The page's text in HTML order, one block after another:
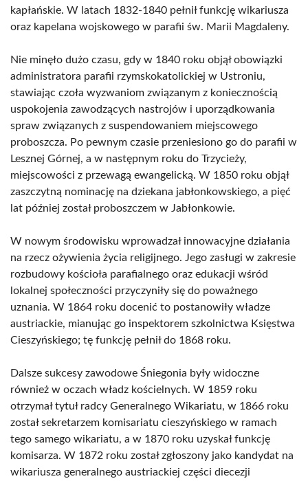
kapłańskie. W latach 1832-1840 pełnił funkcję wikariusza
oraz kapelana wojskowego w parafii św. Marii Magdaleny.
Nie minęło dużo czasu, gdy w 1840 roku objął obowiązki
administratora parafii rzymskokatolickiej w Ustroniu,
stawiając czoła wyzwaniom związanym z koniecznością
uspokojenia zawodzących nastrojów i uporządkowania
spraw związanych z suspendowaniem miejscowego
proboszcza. Po pewnym czasie przeniesiono go do parafii w
Lesznej Górnej, a w następnym roku do Trzycieży,
miejscowości z przewagą ewangelicką. W 1850 roku objął
zaszczytną nominację na dziekana jabłonkowskiego, a pięć
lat później został proboszczem w Jabłonkowie.
W nowym środowisku wprowadzał innowacyjne działania
na rzecz ożywienia życia religijnego. Jego zasługi w zakresie
rozbudowy kościoła parafialnego oraz edukacji wśród
lokalnej społeczności przyczyniły się do poważnego
uznania. W 1864 roku docenić to postanowiły władze
austriackie, mianując go inspektorem szkolnictwa Księstwa
Cieszyńskiego; tę funkcję pełnił do 1868 roku.
Dalsze sukcesy zawodowe Śniegonia były widoczne
również w oczach władz kościelnych. W 1859 roku
otrzymał tytuł radcy Generalnego Wikariatu, w 1866 roku
został sekretarzem komisariatu cieszyńskiego w ramach
tego samego wikariatu, a w 1870 roku uzyskał funkcję
komisarza. W 1872 roku został zgłoszony jako kandydat na
wikariusza generalnego austriackiej części diecezji